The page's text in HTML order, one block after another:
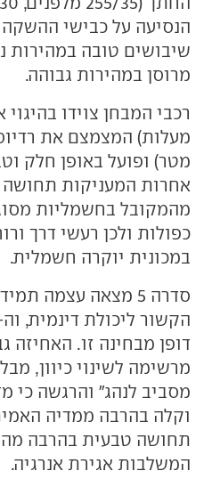
הנסיעה על כבישי
שיבושים טובה במהירות
מרוסן במהירות גבוהה.
מטר) ופועל באופן חלק
אחרות המעניקות תחושה
כפולות ולכן רעשי דרך
במכונית יוקרה חשמלית.
סדרה 5 מצאה עצמה
דופן מבחינה זו. האחיזה
מרשימה לשינוי כיוון,
מסביב לנהג" והרגשה כי
וקלה בהרבה ממדיה
תחושה טבעית בהרבה
המשלבות אגירת אנרגיה.